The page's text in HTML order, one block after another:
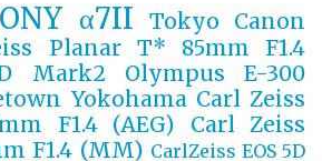
α7II Tokyo
Canon
Planar T* 85mm F1.4
Mark2
Olympus E-300
Yokohama Carl Zeiss
F1.4 (AEG)
Carl Zeiss
F1.4 (MM) CarlZeiss EOS 5D